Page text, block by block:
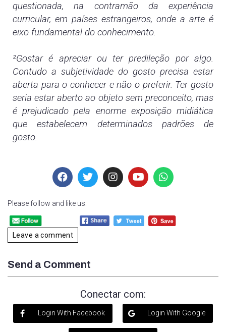
questionada, na contramão da experiência
curricular, em países estrangeiros, onde a arte é
eixo fundamental do conhecimento.
²Gostar é apreciar ou ter predileção por algo.
Contudo a subjetividade do gosto precisa estar
aberta para o conhecer e não o preferir. Ter gosto
seria estar aberto ao objeto sem preconceito, mas
é prejudicado pela enorme exposição midiática
que estabelecem determinados padrões de
gosto.
Please follow and like us:
Leave a comment
Send a Comment
Conectar com:
Login With Facebook Login With Google